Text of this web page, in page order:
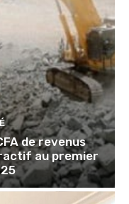
de revenus
au premier